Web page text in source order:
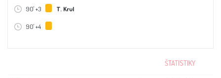
90' +3 T. Krul
90' +4
ŠTATISTIKY